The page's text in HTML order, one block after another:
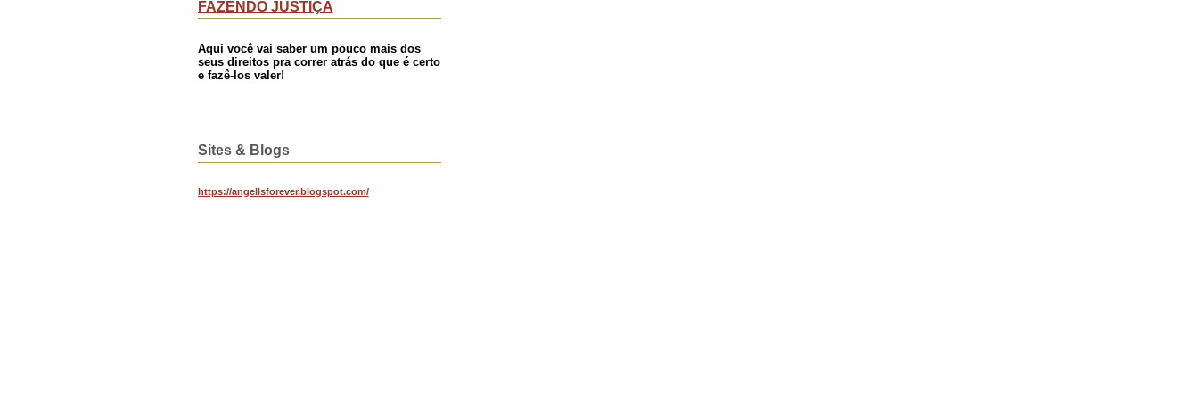
FAZENDO JUSTIÇA
Aqui você vai saber um pouco mais dos
seus direitos pra correr atrás do que é certo
e fazê-los valer!
Sites & Blogs
https://angellsforever.blogspot.com/